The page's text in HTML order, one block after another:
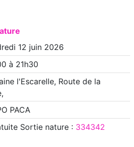
12 juin 2026
à 21h30
l'Escarelle, Route de la
PACA
Sortie nature : 334342